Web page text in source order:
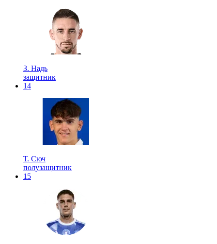
З. Надь
защитник
14
Т. Сюч
полузащитник
15